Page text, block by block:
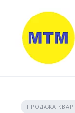
content
ПРОДАЖА